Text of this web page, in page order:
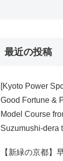
最近の投稿
[Kyoto Power
Good Fortune &
Model Course
Suzumushi-dera
【新緑の京都】